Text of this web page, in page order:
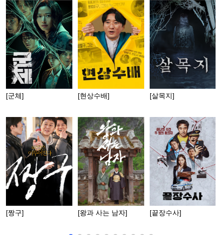
[군체] [현상수배] [살목지]
[짱구] [왕과 사는 남자] [끝장수사]